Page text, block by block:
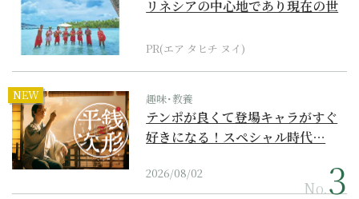
リネシアの中心地であり現在の世
PR(エア タヒチ ヌイ)
NEW 趣味･教養
テンポが良くて登場キャラがすぐ
好きになる！スペシャル時代…
2026/08/02
No.